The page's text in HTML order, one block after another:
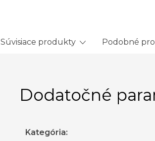
Súvisiace produkty Podobné
Dodatočné
Kategória: